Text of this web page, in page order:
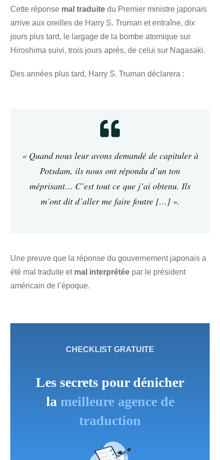
Cette réponse mal traduite du Premier ministre japonais
arrive aux oreilles de Harry S. Truman et entraîne, dix
jours plus tard, le largage de la bombe atomique sur
Hiroshima suivi, trois jours après, de celui sur Nagasaki.
Des années plus tard, Harry S. Truman déclarera :
« Quand nous leur avons demandé de capituler à
Potsdam, ils nous ont répondu d’un ton
méprisant… C’est tout ce que j’ai obtenu. Ils
m’ont dit d’aller me faire foutre […] ».
Une preuve que la réponse du gouvernement japonais a
été mal traduite et mal interprétée par le président
américain de l’époque.
CHECKLIST GRATUITE
Les secrets pour dénicher
la meilleure agence de
traduction